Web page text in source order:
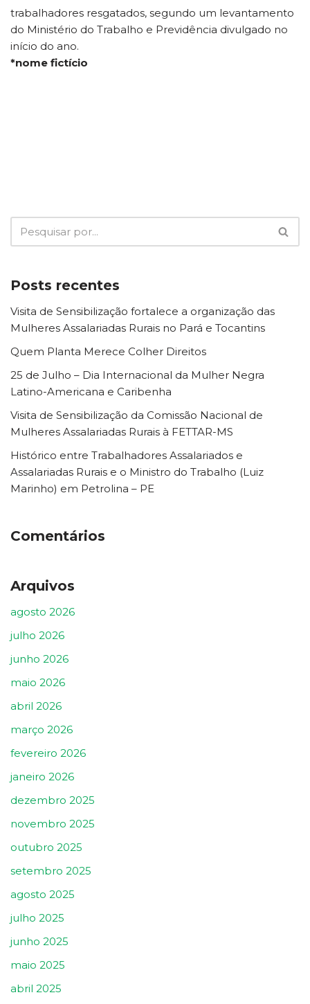
trabalhadores resgatados, segundo um levantamento
do Ministério do Trabalho e Previdência divulgado no
início do ano.
*nome fictício
Posts recentes
Visita de Sensibilização fortalece a organização das
Mulheres Assalariadas Rurais no Pará e Tocantins
Quem Planta Merece Colher Direitos
25 de Julho – Dia Internacional da Mulher Negra
Latino-Americana e Caribenha
Visita de Sensibilização da Comissão Nacional de
Mulheres Assalariadas Rurais à FETTAR-MS
Histórico entre Trabalhadores Assalariados e
Assalariadas Rurais e o Ministro do Trabalho (Luiz
Marinho) em Petrolina – PE
Comentários
Arquivos
agosto 2026
julho 2026
junho 2026
maio 2026
abril 2026
março 2026
fevereiro 2026
janeiro 2026
dezembro 2025
novembro 2025
outubro 2025
setembro 2025
agosto 2025
julho 2025
junho 2025
maio 2025
abril 2025